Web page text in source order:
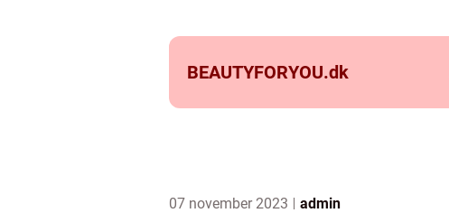
BEAUTYFORYOU.dk
07 november 2023 admin